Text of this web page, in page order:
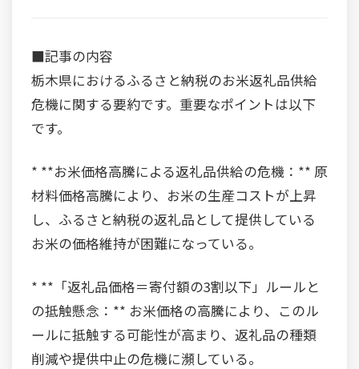
■記事の内容
栃木県におけるふるさと納税のお米返礼品供給
危機に関する要約です。重要なポイントは以下
です。
* **お米価格高騰による返礼品供給の危機：** 原
材料価格高騰により、お米の生産コストが上昇
し、ふるさと納税の返礼品として提供している
お米の価格維持が困難になっている。
* **「返礼品価格＝寄付額の3割以下」ルールと
の抵触懸念：** お米価格の高騰により、このル
ールに抵触する可能性が高まり、返礼品の種類
削減や提供中止の危機に瀕している。